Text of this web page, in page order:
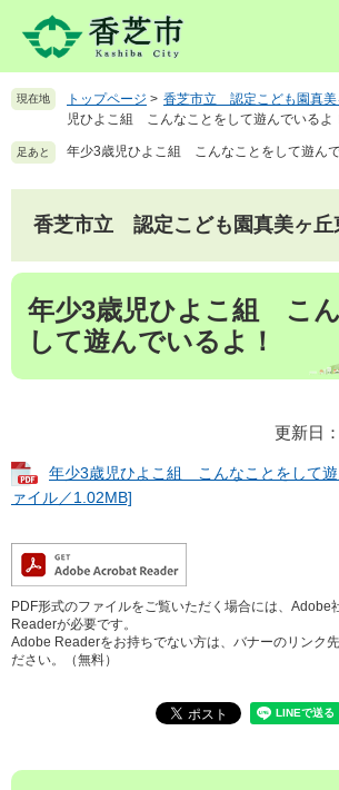
先を 現在地 トップページ > 香芝市立 認定こども園真美
児ひよこ組 こんなことをして遊んでいるよ
足あと 年少3歳児ひよこ組 こんなことをして遊んで
香芝市立 認定こども園真美ヶ丘
本
年少3歳児ひよこ組 こ
して遊んでいるよ！
更新日
年少3歳児ひよこ組 こんなことをして
ァイル／1.02MB]
PDF形式のファイルをご覧いただく場合には、Adobe
Readerが必要です。
Adobe Readerをお持ちでない方は、バナーのリンク
ださい。（無料）